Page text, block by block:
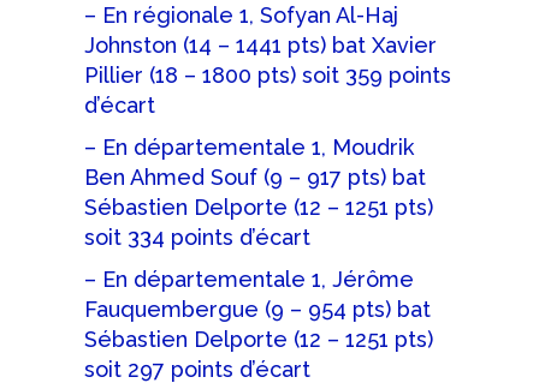
– En régionale 1, Sofyan Al-Haj
Johnston (14 – 1441 pts) bat Xavier
Pillier (18 – 1800 pts) soit 359 points
d’écart
– En départementale 1, Moudrik
Ben Ahmed Souf (9 – 917 pts) bat
Sébastien Delporte (12 – 1251 pts)
soit 334 points d’écart
– En départementale 1, Jérôme
Fauquembergue (9 – 954 pts) bat
Sébastien Delporte (12 – 1251 pts)
soit 297 points d’écart